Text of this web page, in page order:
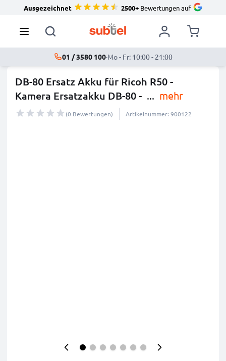
Ausgezeichnet 2500+Bewertungen auf
01 / 3580 100·Mo - Fr: 10:00 - 21:00
DB-80 Ersatz Akku für Ricoh R50 -
Kamera Ersatzakku DB-80 - ... mehr
(0 Bewertungen) Artikelnummer: 900122